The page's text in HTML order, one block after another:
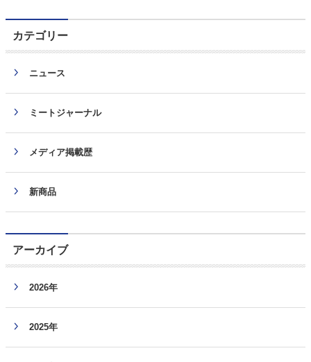
カテゴリー
ニュース
ミートジャーナル
メディア掲載歴
新商品
アーカイブ
2026年
2025年